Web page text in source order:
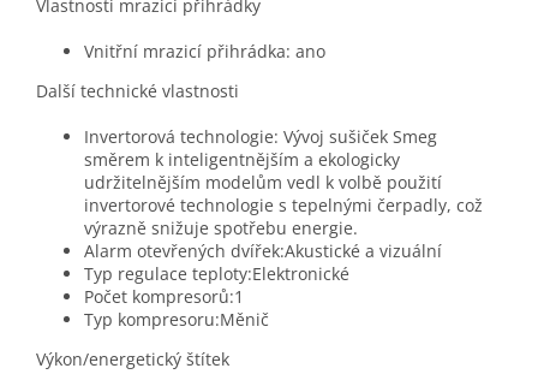
Vlastnosti mrazicí přihrádky
Vnitřní mrazicí přihrádka: ano
Další technické vlastnosti
Invertorová technologie: Vývoj sušiček Smeg
směrem k inteligentnějším a ekologicky
udržitelnějším modelům vedl k volbě použití
invertorové technologie s tepelnými čerpadly, což
výrazně snižuje spotřebu energie.
Alarm otevřených dvířek:Akustické a vizuální
Typ regulace teploty:Elektronické
Počet kompresorů:1
Typ kompresoru:Měnič
Výkon/energetický štítek